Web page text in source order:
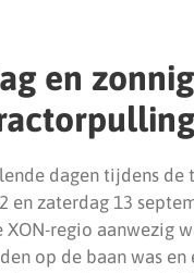
en
dagen tijdens
en zaterdag 13
regio aanwezig
op de baan was en